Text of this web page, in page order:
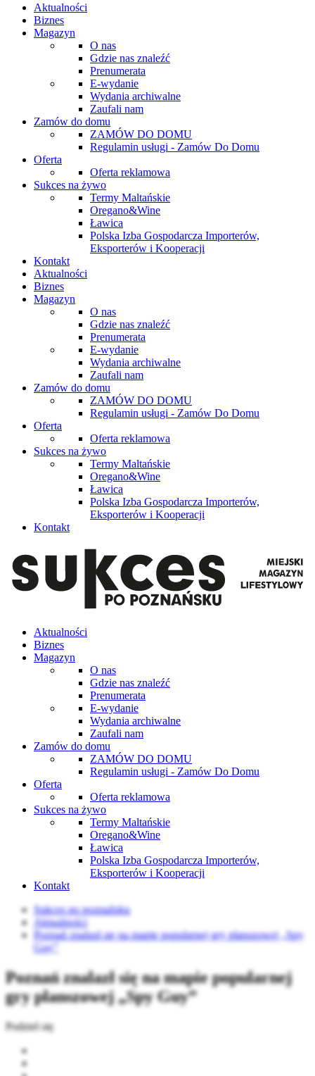
Aktualności
Biznes
Magazyn
O nas
Gdzie nas znaleźć
Prenumerata
E-wydanie
Wydania archiwalne
Zaufali nam
Zamów do domu
ZAMÓW DO DOMU
Regulamin usługi - Zamów Do Domu
Oferta
Oferta reklamowa
Sukces na żywo
Termy Maltańskie
Oregano&Wine
Ławica
Polska Izba Gospodarcza Importerów,
Eksporterów i Kooperacji
Kontakt
Aktualności
Biznes
Magazyn
O nas
Gdzie nas znaleźć
Prenumerata
E-wydanie
Wydania archiwalne
Zaufali nam
Zamów do domu
ZAMÓW DO DOMU
Regulamin usługi - Zamów Do Domu
Oferta
Oferta reklamowa
Sukces na żywo
Termy Maltańskie
Oregano&Wine
Ławica
Polska Izba Gospodarcza Importerów,
Eksporterów i Kooperacji
Kontakt
Aktualności
Biznes
Magazyn
O nas
Gdzie nas znaleźć
Prenumerata
E-wydanie
Wydania archiwalne
Zaufali nam
Zamów do domu
ZAMÓW DO DOMU
Regulamin usługi - Zamów Do Domu
Oferta
Oferta reklamowa
Sukces na żywo
Termy Maltańskie
Oregano&Wine
Ławica
Polska Izba Gospodarcza Importerów,
Eksporterów i Kooperacji
Kontakt
Sukces po poznańsku
Aktualności
Poznań znalazł się na mapie popularnej gry planszowej „Spy
Guy”
Poznań znalazł się na mapie popularnej
gry planszowej „Spy Guy”
Podziel się